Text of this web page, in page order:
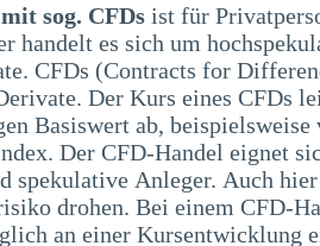
sog. CFDs ist für
handelt es sich um
CFDs (Contracts for
Der Kurs eines CFDs
Basiswert ab,
Der CFD-Handel eignet
spekulative Anleger. Auch
drohen. Bei einem CFD-
an einer Kursentwicklung
einen Bruchteil der jeweiligen
entsprechende Hebelwirkung. Bei
auch verschiedenste
Verluste,
besteht auch ein
Änderungen eines
des Basiswertes. Dabei
innerhalb eines Tages dazu
(Sicherheitsleistung)